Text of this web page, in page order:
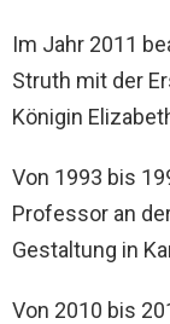
Im Jahr 2011
Struth mit der
Königin
Von 1993 bis
Professor an
Gestaltung in
Von 2010 bis